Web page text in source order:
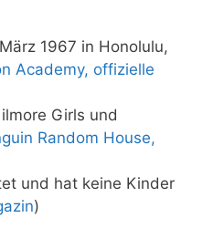
1967 in Honolulu,
Academy, offizielle
Girls und
Random House,
und hat keine Kinder
)